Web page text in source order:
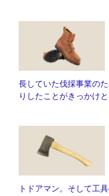
長していた伐採事業の
りしたことがきっかけと
トドアマン。そして工